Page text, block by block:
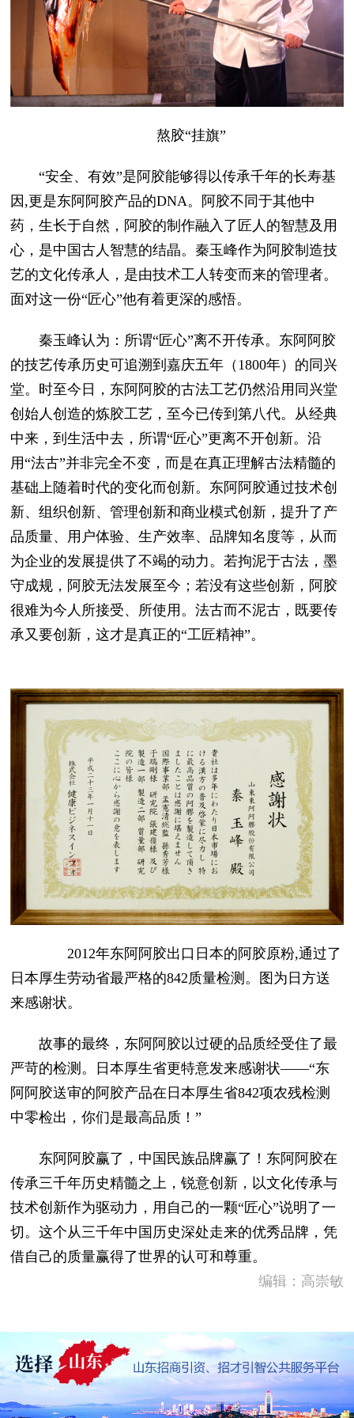
熬胶“挂旗”
“安全、有效”是阿胶能够得以传承千年的长寿基
因,更是东阿阿胶产品的DNA。阿胶不同于其他中
药，生长于自然，阿胶的制作融入了匠人的智慧及用
心，是中国古人智慧的结晶。秦玉峰作为阿胶制造技
艺的文化传承人，是由技术工人转变而来的管理者。
面对这一份“匠心”他有着更深的感悟。
秦玉峰认为：所谓“匠心”离不开传承。东阿阿胶
的技艺传承历史可追溯到嘉庆五年（1800年）的同兴
堂。时至今日，东阿阿胶的古法工艺仍然沿用同兴堂
创始人创造的炼胶工艺，至今已传到第八代。从经典
中来，到生活中去，所谓“匠心”更离不开创新。沿
用“法古”并非完全不变，而是在真正理解古法精髓的
基础上随着时代的变化而创新。东阿阿胶通过技术创
新、组织创新、管理创新和商业模式创新，提升了产
品质量、用户体验、生产效率、品牌知名度等，从而
为企业的发展提供了不竭的动力。若拘泥于古法，墨
守成规，阿胶无法发展至今；若没有这些创新，阿胶
很难为今人所接受、所使用。法古而不泥古，既要传
承又要创新，这才是真正的“工匠精神”。
2012年东阿阿胶出口日本的阿胶原粉,通过了
日本厚生劳动省最严格的842质量检测。图为日方送
来感谢状。
故事的最终，东阿阿胶以过硬的品质经受住了最
严苛的检测。日本厚生省更特意发来感谢状——“东
阿阿胶送审的阿胶产品在日本厚生省842项农残检测
中零检出，你们是最高品质！”
东阿阿胶赢了，中国民族品牌赢了！东阿阿胶在
传承三千年历史精髓之上，锐意创新，以文化传承与
技术创新作为驱动力，用自己的一颗“匠心”说明了一
切。这个从三千年中国历史深处走来的优秀品牌，凭
借自己的质量赢得了世界的认可和尊重。
编辑：高崇敏